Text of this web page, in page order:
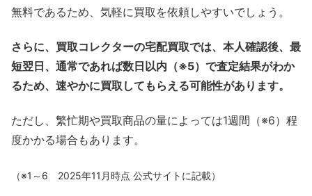
無料であるため、気軽に買取を依頼しやすいでしょう。
さらに、買取コレクターの宅配買取では、 本人確認後、最
短翌日、通常であれば数日以内（※5）で査定結果がわか
るため、速やかに買取してもらえる可能性があります。
ただし、繁忙期や買取商品の量によっては1週間（※6）程
度かかる場合もあります。
（※1～6 2025年11月時点 公式サイトに記載）